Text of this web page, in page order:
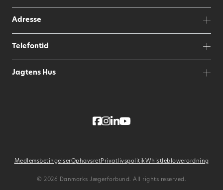
Adresse
Telefontid
Jagtens Hus
MedlemsbetingelserOphavsretPrivatlivspolitikWhistleblowerordning
© 2026 Danmarks Jægerforbund. All rights reserved.